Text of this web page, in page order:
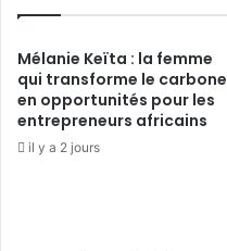
Mélanie Keïta : la femme
qui transforme le carbone
en opportunités pour les
entrepreneurs africains
il y a 2 jours